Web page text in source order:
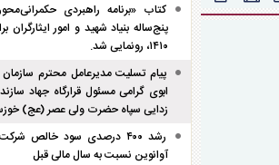
کتاب «برنامه راهبردی
پنج‌ساله بنیاد شهید و امور ایثارگران
۱۴۱۰، رونمایی شد.
پیام تسلیت مدیرعامل محترم
ابوی گرامی مسئول قرارگاه جهاد
زدایی سپاه حضرت ولی عصر (عج)
رشد ۴۰۰ درصدی سود خالص
آوانوین نسبت به سال مالی قبل